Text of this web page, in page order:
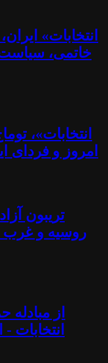
خاتمی،
امروز و فردای
تریبون
روسیه و غرب -
از
انتخابات